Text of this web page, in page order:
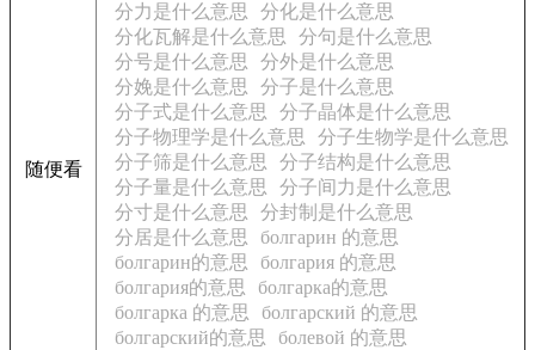
随便看
分力是什么意思
分化是什么意思
分化瓦解是什么意思
分句是什么意思
分号是什么意思
分外是什么意思
分娩是什么意思
分子是什么意思
分子式是什么意思
分子晶体是什么意思
分子物理学是什么意思
分子生物学是什么意思
分子筛是什么意思
分子结构是什么意思
分子量是什么意思
分子间力是什么意思
分寸是什么意思
分封制是什么意思
分居是什么意思
болгарин 的意思
болгарин的意思
болгария 的意思
болгария的意思
болгарка的意思
болгарка 的意思
болгарский 的意思
болгарский的意思
болевой 的意思